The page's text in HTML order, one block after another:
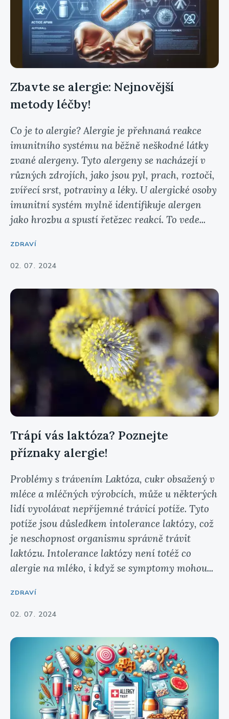
Zbavte se alergie: Nejnovější
metody léčby!
Co je to alergie? Alergie je přehnaná reakce
imunitního systému na běžně neškodné látky
zvané alergeny. Tyto alergeny se nacházejí v
různých zdrojích, jako jsou pyl, prach, roztoči,
zvířecí srst, potraviny a léky. U alergické osoby
imunitní systém mylně identifikuje alergen
jako hrozbu a spustí řetězec reakcí. To vede...
ZDRAVÍ
02. 07. 2024
Trápí vás laktóza? Poznejte
příznaky alergie!
Problémy s trávením Laktóza, cukr obsažený v
mléce a mléčných výrobcích, může u některých
lidí vyvolávat nepříjemné trávicí potíže. Tyto
potíže jsou důsledkem intolerance laktózy, což
je neschopnost organismu správně trávit
laktózu. Intolerance laktózy není totéž co
alergie na mléko, i když se symptomy mohou...
ZDRAVÍ
02. 07. 2024